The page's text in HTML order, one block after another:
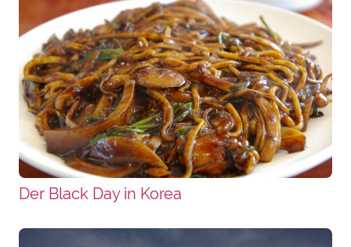
Der Black Day in Korea